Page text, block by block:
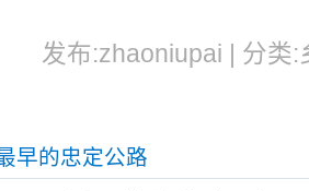
发布:zhaoniupai | 分类
早的忠定公路